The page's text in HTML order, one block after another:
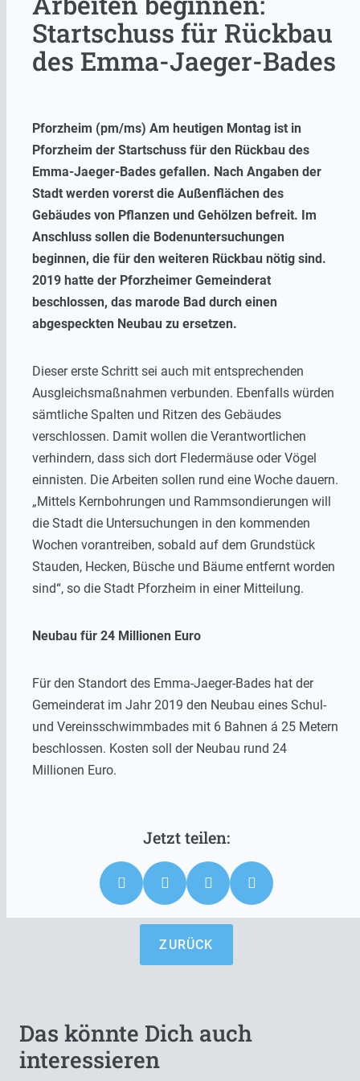
Startschuss für Rückbau
des Emma-Jaeger-Bades
Pforzheim (pm/ms) Am heutigen Montag ist in
Pforzheim der Startschuss für den Rückbau des
Emma-Jaeger-Bades gefallen. Nach Angaben der
Stadt werden vorerst die Außenflächen des
Gebäudes von Pflanzen und Gehölzen befreit. Im
Anschluss sollen die Bodenuntersuchungen
beginnen, die für den weiteren Rückbau nötig sind.
2019 hatte der Pforzheimer Gemeinderat
beschlossen, das marode Bad durch einen
abgespeckten Neubau zu ersetzen.
Dieser erste Schritt sei auch mit entsprechenden
Ausgleichsmaßnahmen verbunden. Ebenfalls würden
sämtliche Spalten und Ritzen des Gebäudes
verschlossen. Damit wollen die Verantwortlichen
verhindern, dass sich dort Fledermäuse oder Vögel
einnisten. Die Arbeiten sollen rund eine Woche dauern.
„Mittels Kernbohrungen und Rammsondierungen will
die Stadt die Untersuchungen in den kommenden
Wochen vorantreiben, sobald auf dem Grundstück
Stauden, Hecken, Büsche und Bäume entfernt worden
sind“, so die Stadt Pforzheim in einer Mitteilung.
Neubau für 24 Millionen Euro
Für den Standort des Emma-Jaeger-Bades hat der
Gemeinderat im Jahr 2019 den Neubau eines Schul-
und Vereinsschwimmbades mit 6 Bahnen á 25 Metern
beschlossen. Kosten soll der Neubau rund 24
Millionen Euro.
ZURÜCK
Das könnte Dich auch
interessieren